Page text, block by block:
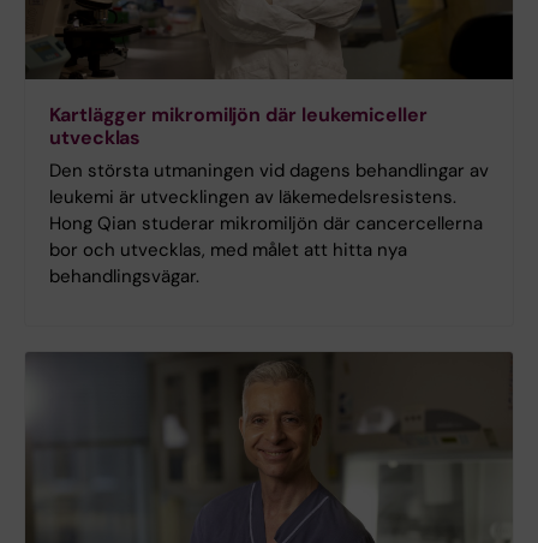
Kartlägger mikromiljön där leukemiceller
utvecklas
Den största utmaningen vid dagens behandlingar av
leukemi är utvecklingen av läkemedelsresistens.
Hong Qian studerar mikromiljön där cancercellerna
bor och utvecklas, med målet att hitta nya
behandlingsvägar.